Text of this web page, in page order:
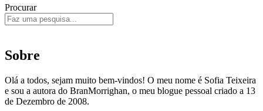
Procurar
Sobre
Olá a todos, sejam muito bem-vindos! O meu nome é Sofia Teixeira
e sou a autora do BranMorrighan, o meu blogue pessoal criado a 13
de Dezembro de 2008.